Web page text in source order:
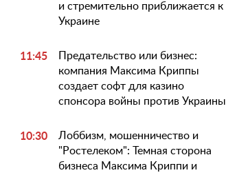
и стремительно приближается к
Украине
11:45
Предательство или бизнес:
компания Максима Криппы
создает софт для казино
спонсора войны против Украины
10:30
Лоббизм, мошенничество и
"Ростелеком": Темная сторона
бизнеса Максима Криппи и